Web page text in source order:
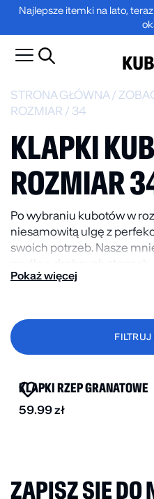
Najlepsze itemki na lato, teraz
STRONA GŁÓWNA /
ROZMIAR / 34
KLAPKI
ROZMIAR
Po wybraniu kubotów w
niesamowitą ulgę z
swoich potrzeb. Nasze
legendarny komfort
Pokaż więcej
BESTSELLER
KLAPKI RZEP GRANATOWE
59.99zł
ZAPISZ SIĘ DO